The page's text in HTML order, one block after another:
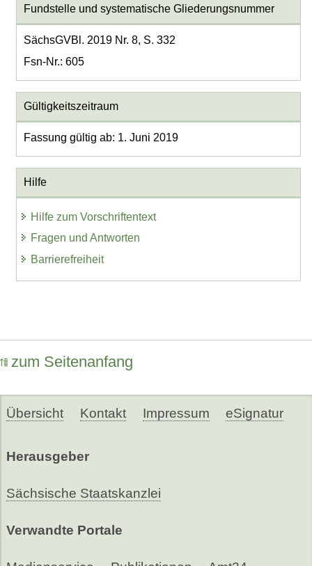
Fundstelle und systematische Gliederungsnummer
SächsGVBl. 2019 Nr. 8, S. 332
Fsn-Nr.: 605
Gültigkeitszeitraum
Fassung gültig ab: 1. Juni 2019
Hilfe
Hilfe zum Vorschriftentext
Fragen und Antworten
Barrierefreiheit
zum Seitenanfang
Übersicht Kontakt Impressum eSignatur
Herausgeber
Sächsische Staatskanzlei
Verwandte Portale